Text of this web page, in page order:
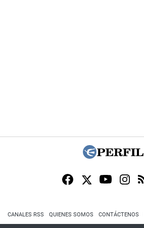
CANALES RSS QUIENES SOMOS CONTÁCTENOS